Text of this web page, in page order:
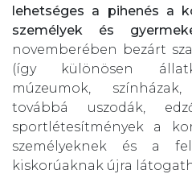
lehetséges a pihenés a
személyek és
novemberében bezárt
(így különösen
múzeumok,
továbbá uszodák,
sportlétesítmények a
személyeknek és a
kiskorúaknak újra